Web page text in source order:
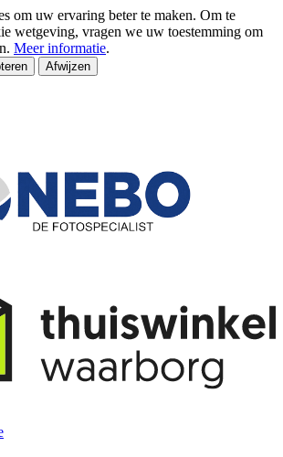
om uw ervaring beter te maken. Om te
wetgeving, vragen we uw toestemming om
Meer informatie.
Afwijzen